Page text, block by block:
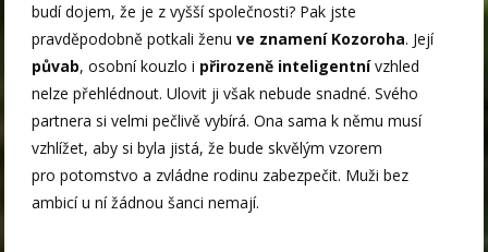
budí dojem, že je z vyšší společnosti? Pak jste
pravděpodobně potkali ženuve znamení Kozoroha. Její
půvab, osobní kouzlo i přirozeně inteligentnívzhled
nelze přehlédnout. Ulovit ji však nebude snadné. Svého
partnera si velmi pečlivě vybírá. Ona sama k němu musí
vzhlížet, aby si byla jistá, že bude skvělým vzorem
pro potomstvo a zvládne rodinu zabezpečit. Muži bez
ambicí u ní žádnou šanci nemají.